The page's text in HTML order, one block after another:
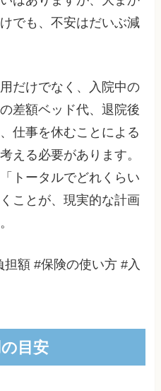
でも、不安はだいぶ減
だけでなく、入院中の
差額ベッド代、退院後
仕事を休むことによる
える必要があります。
トータルでどれくらい
ことが、現実的な計画
額 #保険の使い方 #入
目安